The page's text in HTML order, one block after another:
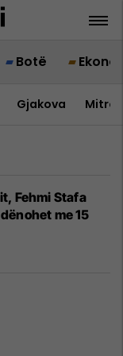
Botë
Gjakova
Fehmi Stafa
me 15